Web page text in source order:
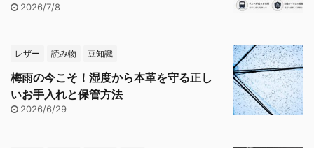
2026/7/8
レザー 読み物 豆知識
梅雨の今こそ！湿度から本革を守る正し
いお手入れと保管方法
2026/6/29